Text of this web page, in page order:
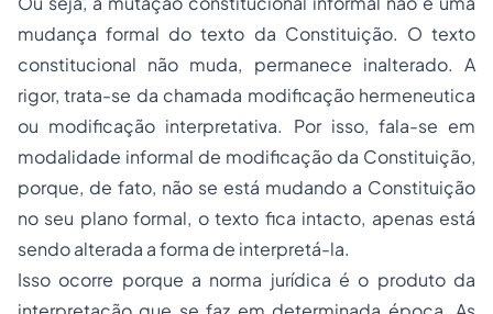
mudança formal do texto da Constituição. O texto
constitucional não muda, permanece inalterado. A
rigor, trata-se da chamada modificação hermeneutica
ou modificação interpretativa. Por isso, fala-se em
modalidade informal de modificação da Constituição,
porque, de fato, não se está mudando a Constituição
no seu plano formal, o texto fica intacto, apenas está
sendo alterada a forma de interpretá-la.
Isso ocorre porque a norma jurídica é o produto da